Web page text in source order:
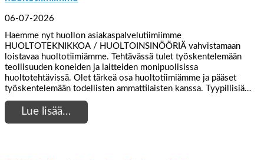
06-07-2026
Haemme nyt huollon asiakaspalvelutiimiimme
HUOLTOTEKNIKKOA / HUOLTOINSINÖÖRIÄ vahvistamaan
loistavaa huoltotiimiämme. Tehtävässä tulet työskentelemään
teollisuuden koneiden ja laitteiden monipuolisissa
huoltotehtävissä. Olet tärkeä osa huoltotiimiämme ja pääset
työskentelemään todellisten ammattilaisten kanssa. Tyypillisiä…
Lue lisää…